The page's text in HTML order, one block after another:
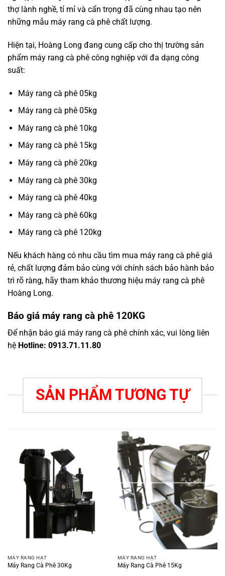
thợ lành nghề, tỉ mỉ và cẩn trọng đã cùng nhau tạo nên
những mẫu máy rang cà phê chất lượng.
Hiện tại, Hoàng Long đang cung cấp cho thị trường sản
phẩm máy rang cà phê công nghiệp với đa dạng công
suất:
Máy rang cà phê 05kg
Máy rang cà phê 05kg
Máy rang cà phê 10kg
Máy rang cà phê 15kg
Máy rang cà phê 20kg
Máy rang cà phê 30kg
Máy rang cà phê 40kg
Máy rang cà phê 60kg
Máy rang cà phê 120kg
Nếu khách hàng có nhu cầu tìm mua máy rang cà phê giá
rẻ, chất lượng đảm bảo cùng với chính sách bảo hành bảo
trì rõ ràng, hãy tham khảo thương hiệu máy rang cà phê
Hoàng Long.
Báo giá máy rang cà phê 120KG
Để nhận báo giá máy rang cà phê chính xác, vui lòng liên
hệ Hotline: 0913.71.11.80
SẢN PHẨM TƯƠNG TỰ
MÁY RANG HẠT
Máy Rang Cà Phê 30Kg
MÁY RANG HẠT
Máy Rang Cà Phê 15Kg